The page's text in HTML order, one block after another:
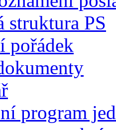
struktura PS
pořádek
program